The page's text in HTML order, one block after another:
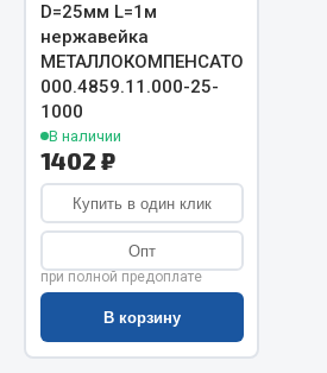
Запчасти на полуприцепы
Амортизаторы для полуприцепов
Весь раздел
Запчасти КамАЗ
Система питания
Система выпуска газа
Система охлаждения
D=25мм L=1м
нержавейка
МЕТАЛЛОКОМПЕНСАТОР
000.4859.11.000-25-
1000
В наличии
1402 ₽
Купить в один клик
Опт
при полной предоплате
В корзину